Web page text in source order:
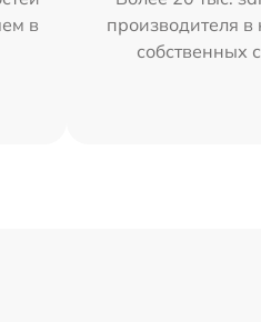
в
производителя
собственных